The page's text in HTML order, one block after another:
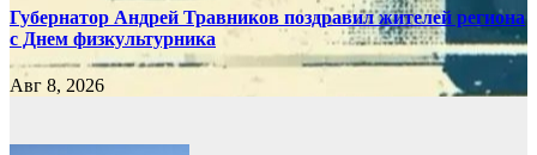
Губернатор Андрей Травников поздравил жителей региона
с Днем физкультурника
Авг 8, 2026